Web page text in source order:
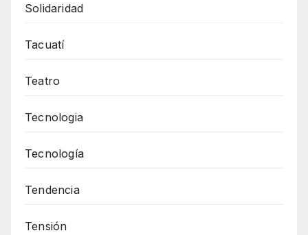
Solidaridad
Tacuatí
Teatro
Tecnologia
Tecnología
Tendencia
Tensión